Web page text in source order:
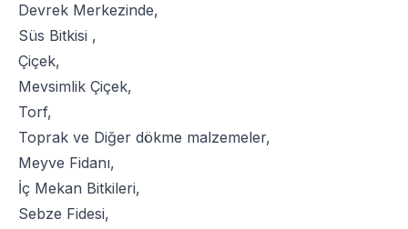
Devrek Merkezinde,
Süs Bitkisi ,
Çiçek,
Mevsimlik Çiçek,
Torf,
Toprak ve Diğer dökme malzemeler,
Meyve Fidanı,
İç Mekan Bitkileri,
Sebze Fidesi,